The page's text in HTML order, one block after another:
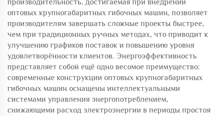
производительность, достигаемая при внедрении
оптовых крупногабаритных гибочных машин, позволяет
производителям завершать сложные проекты быстрее,
чем при традиционных ручных методах, что приводит к
улучшению графиков поставок и повышению уровня
удовлетворённости клиентов. Энергоэффективность
представляет собой ещё одно весомое преимущество:
современные конструкции оптовых крупногабаритных
гибочных машин оснащены интеллектуальными
системами управления энергопотреблением,
снижающими расход электроэнергии в периоды простоя